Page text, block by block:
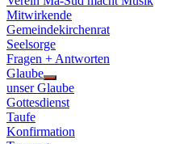
Mitwirkende
Gemeindekirchenrat
Seelsorge
Fragen + Antworten
Glaube
Show
sub
menu
unser Glaube
Gottesdienst
Taufe
Konfirmation